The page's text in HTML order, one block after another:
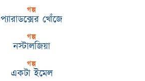
গল্প
প্যারাডক্সের খোঁজে
গল্প
নস্টালজিয়া
গল্প
একটা ইমেল